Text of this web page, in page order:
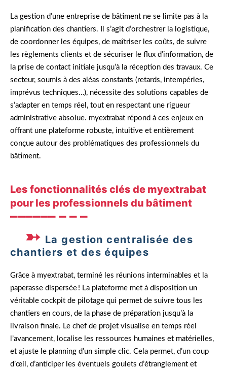
La gestion d’une entreprise de bâtiment ne se limite pas à la
planification des chantiers. Il s’agit d’orchestrer la logistique,
de coordonner les équipes, de maîtriser les coûts, de suivre
les règlements clients et de sécuriser le flux d’information, de
la prise de contact initiale jusqu’à la réception des travaux. Ce
secteur, soumis à des aléas constants (retards, intempéries,
imprévus techniques…), nécessite des solutions capables de
s’adapter en temps réel, tout en respectant une rigueur
administrative absolue. myextrabat répond à ces enjeux en
offrant une plateforme robuste, intuitive et entièrement
conçue autour des problématiques des professionnels du
bâtiment.
Les fonctionnalités clés de myextrabat
pour les professionnels du bâtiment
La gestion centralisée des
chantiers et des équipes
Grâce à myextrabat, terminé les réunions interminables et la
paperasse dispersée ! La plateforme met à disposition un
véritable cockpit de pilotage qui permet de suivre tous les
chantiers en cours, de la phase de préparation jusqu’à la
livraison finale. Le chef de projet visualise en temps réel
l’avancement, localise les ressources humaines et matérielles,
et ajuste le planning d’un simple clic. Cela permet, d’un coup
d’œil, d’anticiper les éventuels goulets d’étranglement et